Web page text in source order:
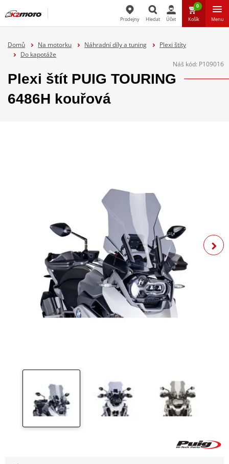
Prodejny Hledat Účet
0
Košík Menu
Domů Na motorku Náhradní díly a tuning
Plexi štíty
Do kapotáže
Náš kód: P109016
Plexi štít PUIG TOURING
6486H kouřová